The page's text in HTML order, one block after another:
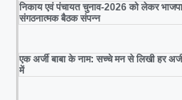
निकाय एवं पंचायत चुनाव-2026 को लेकर भाजपा
संगठनात्मक बैठक संपन्न
एक अर्जी बाबा के नाम: सच्चे मन से लिखी हर
में